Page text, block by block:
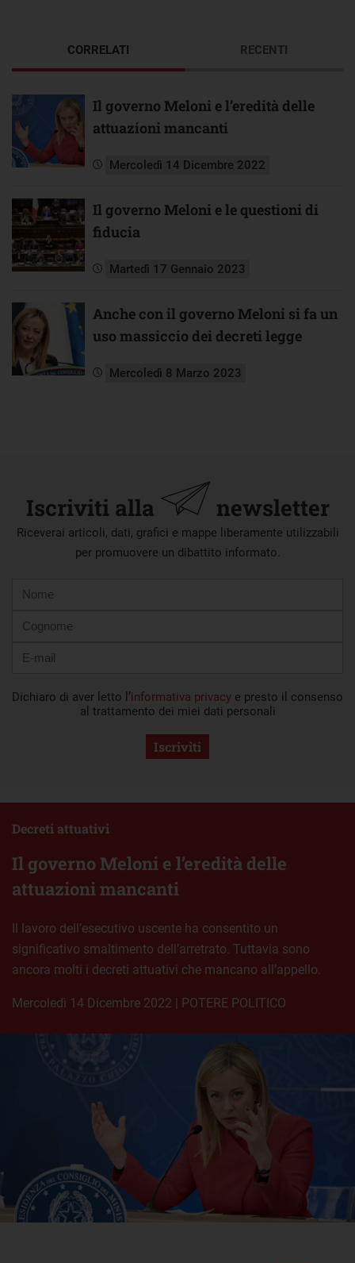
CORRELATI
Il governo Meloni e l’eredità delle
attuazioni mancanti
Mercoledì 14 Dicembre 2022
Il governo Meloni e le questioni di
fiducia
Martedì 17 Gennaio 2023
Anche con il governo Meloni si fa un
uso massiccio dei decreti legge
Mercoledì 8 Marzo 2023
RECENTI
Iscriviti alla newsletter
Riceverai articoli, dati, grafici e mappe liberamente utilizzabili
per promuovere un dibattito informato.
mail
Dichiaro di aver letto l’informativa privacy e presto il consenso
al trattamento dei miei dati personali
Iscriviti
Il governo Meloni e l’eredità delle
attuazioni mancanti
Decreti attuativi
Il lavoro dell’esecutivo uscente ha consentito un
significativo smaltimento dell’arretrato. Tuttavia sono
ancora molti i decreti attuativi che mancano all’appello.
mercoledì 14 Dicembre 2022 | POTERE POLITICO